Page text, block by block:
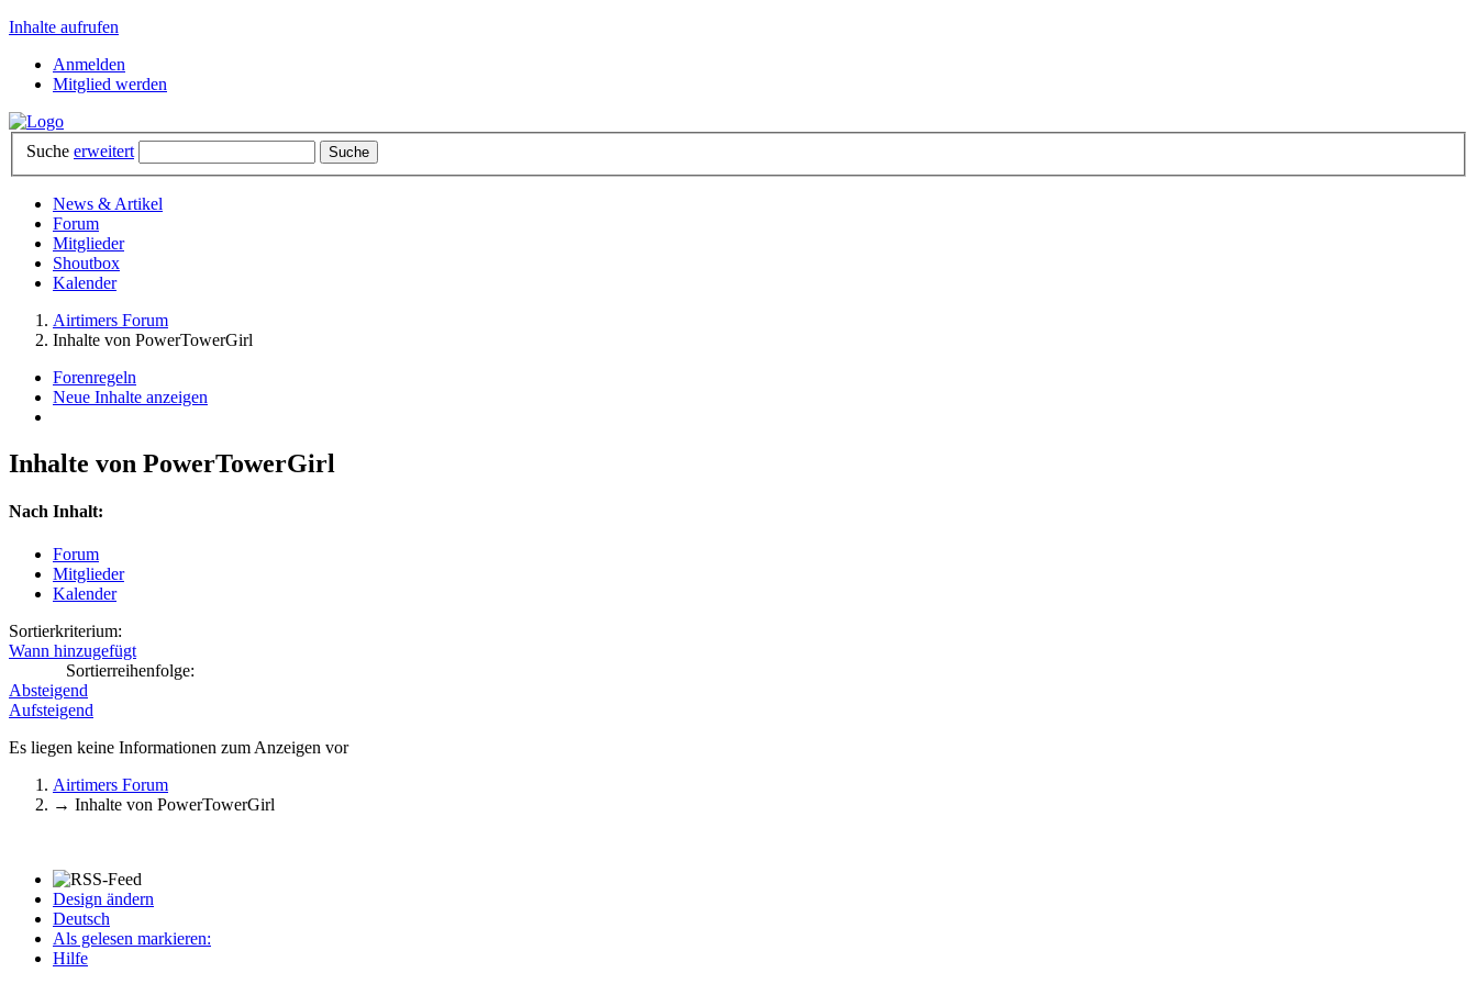
Inhalte aufrufen
Anmelden
Mitglied werden
Suche erweitert
News & Artikel
Forum
Mitglieder
Shoutbox
Kalender
Airtimers Forum
Inhalte von PowerTowerGirl
Forenregeln
Neue Inhalte anzeigen
Inhalte von PowerTowerGirl
Nach Inhalt:
Forum
Mitglieder
Kalender
Sortierkriterium:
Wann hinzugefügt
Sortierreihenfolge:
Absteigend
Aufsteigend
Es liegen keine Informationen zum Anzeigen vor
Airtimers Forum
→ Inhalte von PowerTowerGirl
Design ändern
Deutsch
Als gelesen markieren:
Hilfe